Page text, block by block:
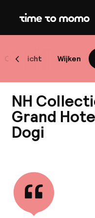
Home
Overzicht Wijken
Scroll naar links
NH
Grand
Dogi